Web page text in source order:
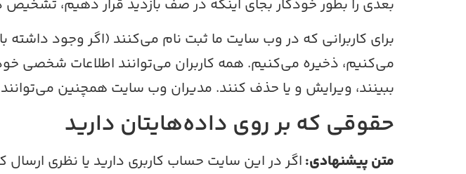
بعدی را بطور خودکار بجای اینکه در صف بازدید قرار دهیم، تشخیص
برای کاربرانی که در وب سایت ما ثبت نام می‌کنند (اگر وجود داشته
می‌کنیم، ذخیره می‌کنیم. همه کاربران می‌توانند اطلاعات شخصی خود
ببینند، ویرایش و یا حذف کنند. مدیران وب سایت همچنین
حقوقی که بر روی داده‌هایتان دارید
متن پیشنهادی:اگر در این سایت حساب کاربری دارید یا نظری